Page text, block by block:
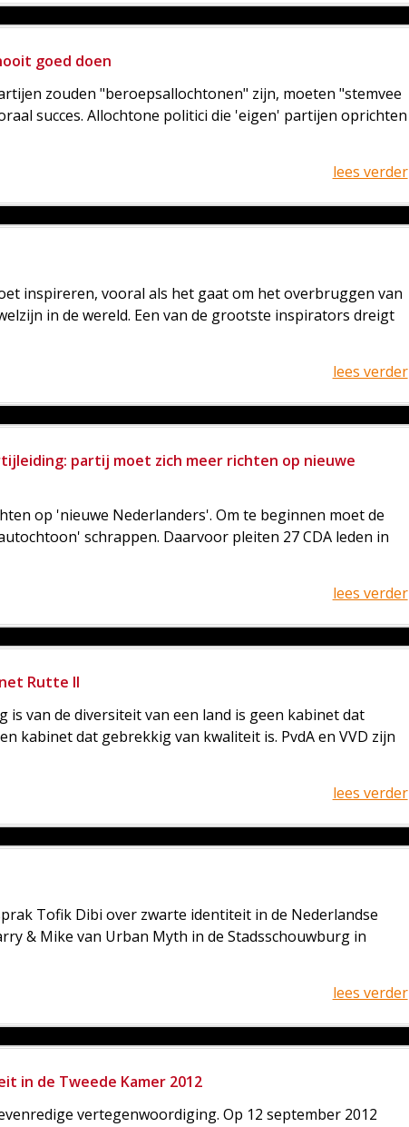
goed doen
zouden "beroepsallochtonen" zijn, moeten "stemvee
succes. Allochtone politici die 'eigen' partijen oprichten
lees verder
inspireren, vooral als het gaat om het overbruggen van
in de wereld. Een van de grootste inspirators dreigt
lees verder
partij moet zich meer richten op nieuwe
op 'nieuwe Nederlanders'. Om te beginnen moet de
schrappen. Daarvoor pleiten 27 CDA leden in
lees verder
Rutte II
is van de diversiteit van een land is geen kabinet dat
kabinet dat gebrekkig van kwaliteit is. PvdA en VVD zijn
lees verder
Tofik Dibi over zwarte identiteit in de Nederlandse
& Mike van Urban Myth in de Stadsschouwburg in
lees verder
in de Tweede Kamer 2012
vertegenwoordiging. Op 12 september 2012